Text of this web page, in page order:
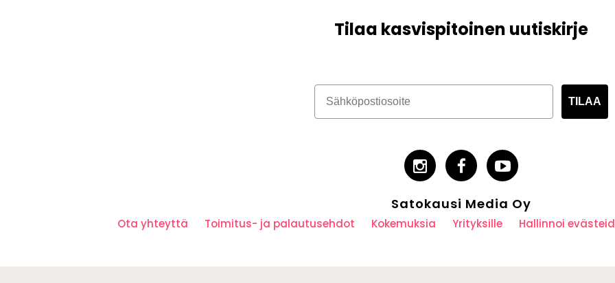
Tilaa kasvispitoinen uutiskirje
TILAA
Satokausi Media Oy
Ota yhteyttä Toimitus- ja palautusehdot Kokemuksia Yrityksille Hallinnoi